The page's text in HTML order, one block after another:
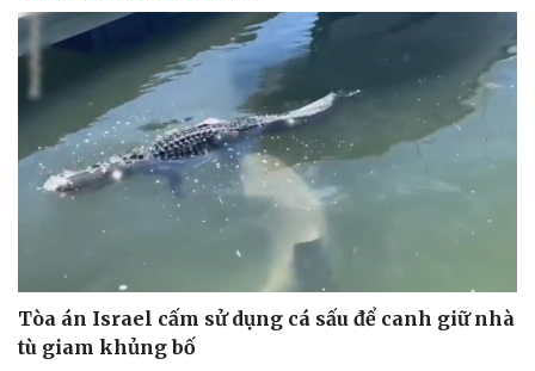
Tòa án Israel cấm sử dụng cá sấu để canh giữ nhà
tù giam khủng bố